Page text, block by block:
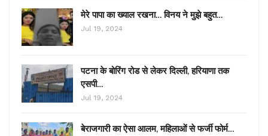
मेरे पापा का ख्याल रखना… विनय ने मुझे बहुत…
Jul 19, 2024
पटना के बोरिंग रोड से लेकर दिल्ली, हरियाणा तक
एसपी…
Jul 19, 2024
बेराजगारी का ऐसा आलम, महिलाओं से फर्जी फोर्म…